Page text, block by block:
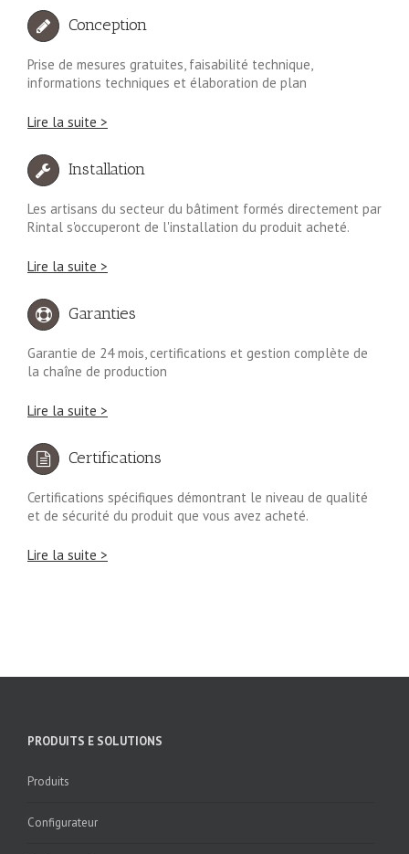
Conception
Prise de mesures gratuites, faisabilité technique,
informations techniques et élaboration de plan
Lire la suite >
Installation
Les artisans du secteur du bâtiment formés directement par
Rintal s'occuperont de l'installation du produit acheté.
Lire la suite >
Garanties
Garantie de 24 mois, certifications et gestion complète de
la chaîne de production
Lire la suite >
Certifications
Certifications spécifiques démontrant le niveau de qualité
et de sécurité du produit que vous avez acheté.
Lire la suite >
PRODUITS E SOLUTIONS
Produits
Configurateur